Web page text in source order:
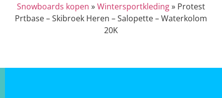
Snowboards kopen »Wintersportkleding» Protest
Prtbase – Skibroek Heren – Salopette – Waterkolom
20K